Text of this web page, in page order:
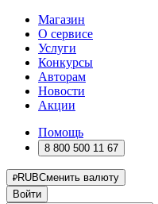
Магазин
О сервисе
Услуги
Конкурсы
Авторам
Новости
Акции
Помощь
8 800 500 11 67
RUBСменить валюту
Войти